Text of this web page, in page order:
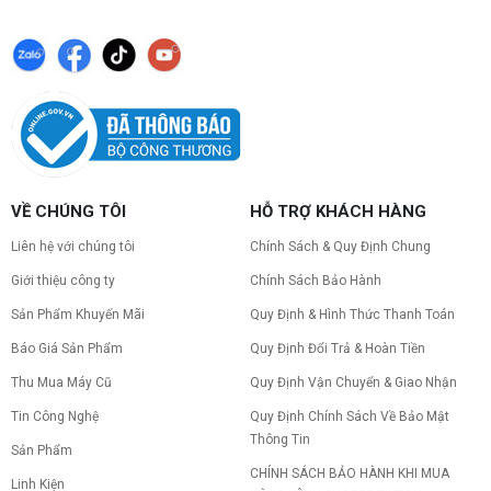
Hướng dẫn kiểm tra tương thích linh kiện PC trước
khi build: socket CPU mainboard, chuẩn RAM,
nguồn cho VGA và kích thước case. Có checklist
Nâng cấp PC nên ưu tiên nâng gì trước ?
Nâng cấp pc nên nâng gì trước để tối ưu chi phí và
tăng hiệu năng tối đa? Xem ngay thứ tự ưu tiên
nâng cấp linh kiện PC chi tiết trong bài viết này!
nhân và Cách khắc phục
Tình trạng PC gaming nóng quạt kêu to khiến
máy giật lag, giảm tuổi thọ? Tìm hiểu ngay
nguyên nhân và cách khắc phục hiệu quả để máy
hoạt động êm ái.
ra mắt: Nhanh, Mạnh, Giá tốt
VỀ CHÚNG TÔI
Liên hệ với chúng tôi
Giới thiệu công ty
Sản Phẩm Khuyến Mãi
Báo Giá Sản Phẩm
Thu Mua Máy Cũ
Tin Công Nghệ
Sản Phẩm
Linh Kiện
HỖ TRỢ KHÁCH HÀNG
Chính Sách & Quy Định Chung
Chính Sách Bảo Hành
Quy Định & Hình Thức Thanh Toán
Quy Định Đổi Trả & Hoàn Tiền
Quy Định Vận Chuyển & Giao Nhận
Quy Định Chính Sách Về Bảo Mật
Thông Tin
CHÍNH SÁCH BẢO HÀNH KHI MUA